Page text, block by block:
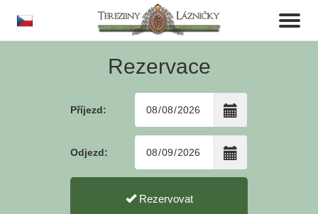
Toggle
Rezervace
Příjezd:
Odjezd:
Rezervovat